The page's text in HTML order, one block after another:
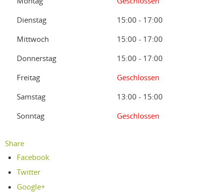
Dienstag
15:00 - 17:00
Mittwoch
15:00 - 17:00
Donnerstag
15:00 - 17:00
Freitag
Geschlossen
Samstag
13:00 - 15:00
Sonntag
Geschlossen
Share
Facebook
Twitter
Google+